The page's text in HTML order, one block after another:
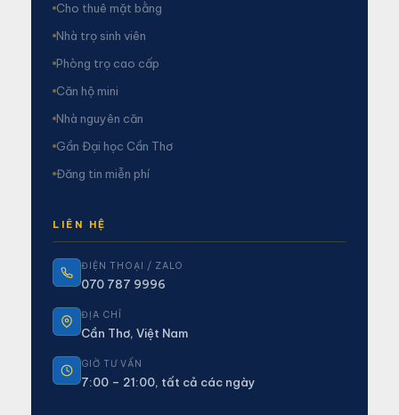
Cho thuê mặt bằng
Nhà trọ sinh viên
Phòng trọ cao cấp
Căn hộ mini
Nhà nguyên căn
Gần Đại học Cần Thơ
Đăng tin miễn phí
LIÊN HỆ
ĐIỆN THOẠI / ZALO
070 787 9996
ĐỊA CHỈ
Cần Thơ, Việt Nam
GIỜ TƯ VẤN
7:00 – 21:00, tất cả các ngày